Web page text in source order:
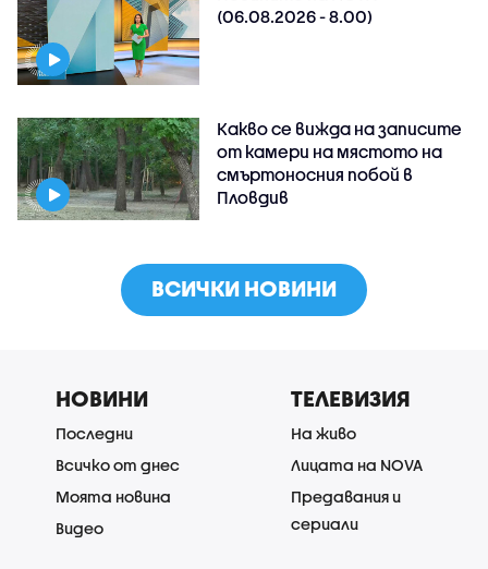
(06.08.2026 - 8.00)
Какво се вижда на записите
от камери на мястото на
смъртоносния побой в
Пловдив
ВСИЧКИ НОВИНИ
НОВИНИ
Последни
Всичко от днес
Моята новина
Видео
ТЕЛЕВИЗИЯ
На живо
Лицата на NOVA
Предавания и
сериали